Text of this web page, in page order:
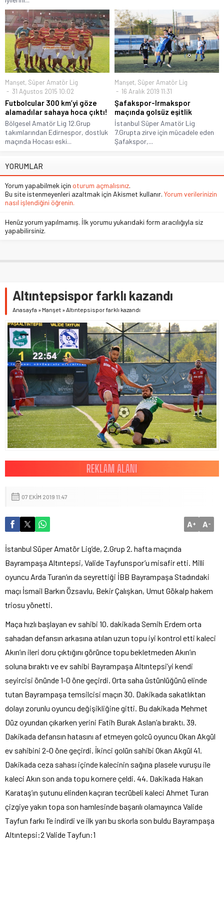
Manşet, Süper Amatör Lig
31 Ağustos 2015 10:02
Futbolcular 300 km’yi göze
alamadılar sahaya hoca çıktı!
Bölgesel Amatör Lig 12.Grup
takımlarından Edirnespor, dostluk
maçında Hocası eski...
Manşet, Süper Amatör Lig
16 Aralık 2019 11:31
Şafakspor-Irmakspor
maçında golsüz eşitlik
İstanbul Süper Amatör Lig
7.Grupta zirve için mücadele eden
Şafakspor,...
YORUMLAR
Yorum yapabilmek için oturum açmalısınız.
Bu site istenmeyenleri azaltmak için Akismet kullanır. Yorum verilerinizin
nasıl işlendiğini öğrenin.
Henüz yorum yapılmamış. İlk yorumu yukarıdaki form aracılığıyla siz
yapabilirsiniz.
Altıntepsispor farklı kazandı
Anasayfa » Manşet » Altıntepsispor farklı kazandı
07 EKIM 2019 11:47
A+ A-
İstanbul Süper Amatör Lig’de, 2.Grup 2. hafta maçında
Bayrampaşa Altıntepsi, Valide Tayfunspor’u misafir etti. Milli
oyuncu Arda Turan’ın da seyrettiği İBB Bayrampaşa Stadındaki
maçı İsmail Barkın Özsavlu, Bekir Çalışkan, Umut Gökalp hakem
triosu yönetti.
Maça hızlı başlayan ev sahibi 10. dakikada Semih Erdem orta
sahadan defansın arkasına atılan uzun topu iyi kontrol etti kaleci
Akın’ın ileri doru çıktığını görünce topu bekletmeden Akın’ın
soluna bıraktı ve ev sahibi Bayrampaşa Altıntepsi’yi kendi
seyircisi önünde 1-0 öne geçirdi. Orta saha üstünlüğünü elinde
tutan Bayrampaşa temsilcisi maçın 30. Dakikada sakatlıktan
dolayı zorunlu oyuncu değişikliğine gitti. Bu dakikada Mehmet
Düz oyundan çıkarken yerini Fatih Burak Aslan’a bıraktı. 39.
Dakikada defansın hatasını af etmeyen golcü oyuncu Okan Akgül
ev sahibini 2-0 öne geçirdi. İkinci golün sahibi Okan Akgül 41.
Dakikada ceza sahası içinde kalecinin sağına plasele vuruşu ile
kaleci Akın son anda topu kornere çeldi. 44. Dakikada Hakan
Karataş’ın şutunu elinden kaçıran tecrübeli kaleci Ahmet Turan
çizgiye yakın topa son hamlesinde başarılı olamayınca Valide
Tayfun farkı 1’e indirdi ve ilk yarı bu skorla son buldu Bayrampaşa
Altıntepsi:2 Valide Tayfun:1